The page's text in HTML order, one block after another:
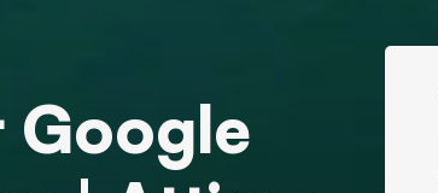
Google
Ateliers persona
Google